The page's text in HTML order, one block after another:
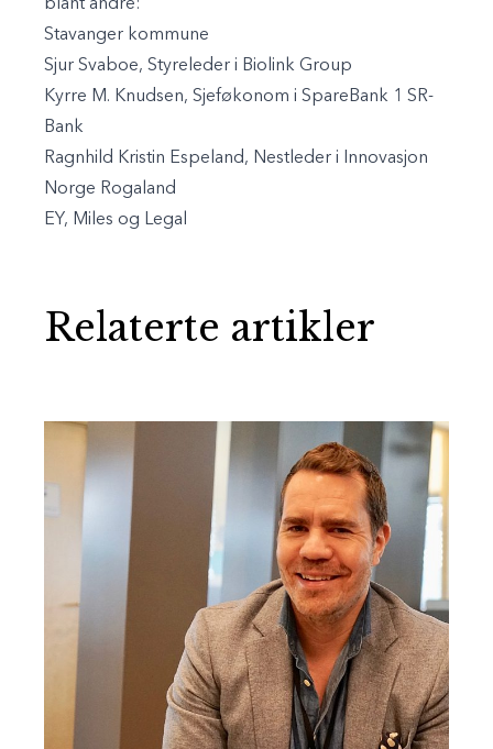
blant andre:
Stavanger kommune
Sjur Svaboe, Styreleder i Biolink Group
Kyrre M. Knudsen, Sjeføkonom i SpareBank 1 SR-
Bank
Ragnhild Kristin Espeland, Nestleder i Innovasjon
Norge Rogaland
EY, Miles og Legal
Relaterte artikler